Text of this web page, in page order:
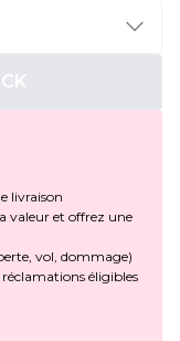
livraison
valeur et offrez une
vol, dommage)
éligibles